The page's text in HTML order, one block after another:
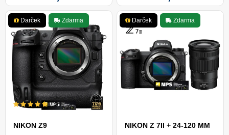
Darček Zdarma
100%
NIKON Z9
Darček Zdarma
NIKON Z 7II + 24-120 MM